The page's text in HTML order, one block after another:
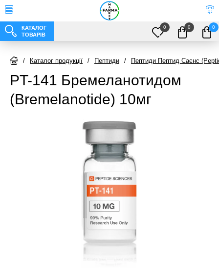
КАТАЛОГ
ТОВАРІВ
0 0 0
/ Каталог продукції / Пептиди / Пептиди Пептид Саєнс
PT-141 Бремеланотидом
(Bremelanotide) 10мг